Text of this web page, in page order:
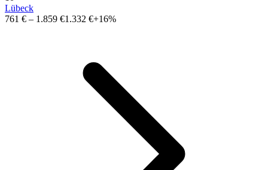
Lübeck
761 € – 1.859 €1.332 €+16%